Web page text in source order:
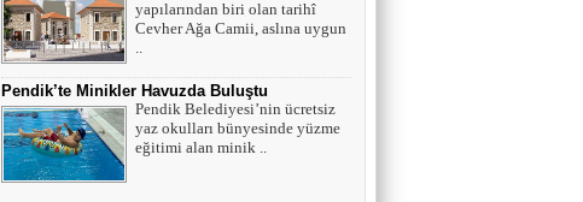
Mutant virüsler tam aşılanmış kişileri tehdit
eder mi?
Asiye UMUT
YAŞ ve BAŞ 54
yapılarından biri olan tarihî
Cevher Ağa Camii, aslına uygun
..
Pendik’te Minikler Havuzda Buluştu
Pendik Belediyesi’nin ücretsiz
yaz okulları bünyesinde yüzme
eğitimi alan minik ..